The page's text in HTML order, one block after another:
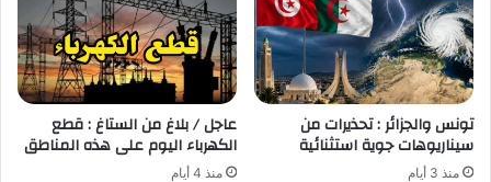
تونس والجزائر : تحذيرات من
سيناريوهات جوية استثنائية
منذ 3 أيام
عاجل / بلاغ من الستاغ : قطع
الكهرباء اليوم على هذه المناطق
منذ 4 أيام